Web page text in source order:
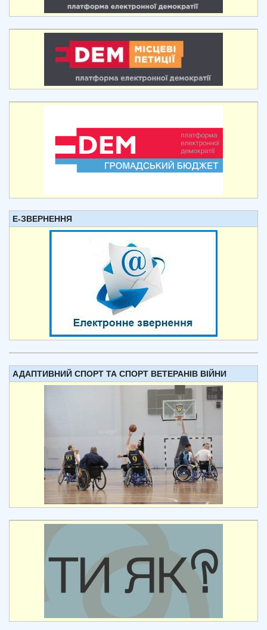
Е-ЗВЕРНЕННЯ
АДАПТИВНИЙ СПОРТ ТА СПОРТ ВЕТЕРАНІВ ВІЙНИ